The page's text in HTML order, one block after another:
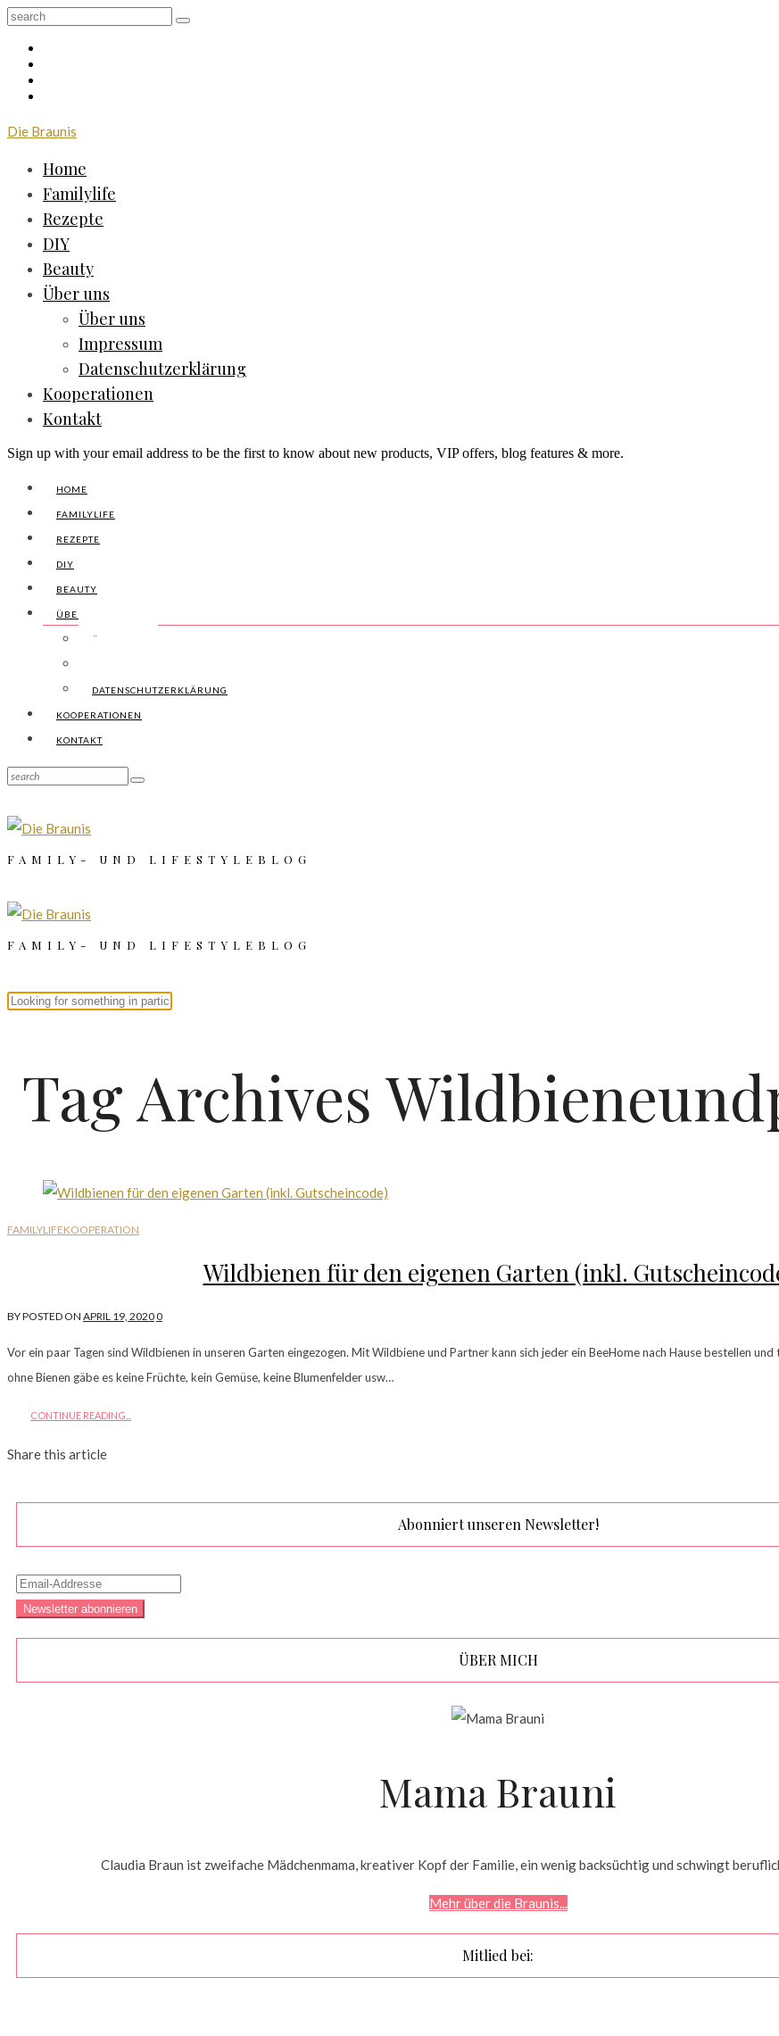
Die Braunis
Home
Familylife
Rezepte
DIY
Beauty
Über uns
Über uns
Impressum
Datenschutzerklärung
Kooperationen
Kontakt
Sign up with your email address to be the first to know about new products, VIP offers, blog features & more.
HOME
FAMILYLIFE
REZEPTE
DIY
BEAUTY
ÜBER UNS
ÜBER UNS
DATENSCHUTZERKLÄRUNG
KOOPERATIONEN
KONTAKT
FAMILY- UND LIFESTYLEBLOG
FAMILY- UND LIFESTYLEBLOG
Tag Archives
FAMILYLIFEKOOPERATION
Wildbienen für den eigenen Garten (inkl.
BYPOSTED ON APRIL 19, 20200
Vor ein paar Tagen sind Wildbienen in unseren Garten eingezogen. Mit Wildbiene und Partner kann sich jeder ein BeeHome nach Hause bestellen
ohne Bienen gäbe es keine Früchte, kein Gemüse, keine Blumenfelder usw…
CONTINUE READING...
Share this article
Abonniert unseren Newsletter!
ÜBER MICH
Mama Brauni
Claudia Braun ist zweifache Mädchenmama, kreativer Kopf der Familie, ein wenig backsüchtig und schwingt
Mehr über die Braunis...
Mitlied bei: